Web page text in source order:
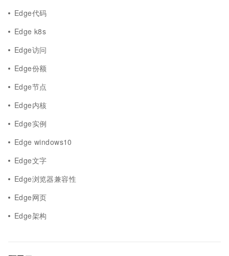
Edge代码
Edge k8s
Edge访问
Edge份额
Edge节点
Edge内核
Edge实例
Edge windows10
Edge文字
Edge浏览器兼容性
Edge网页
Edge架构